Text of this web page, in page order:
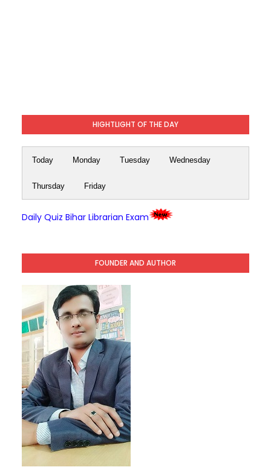
HIGHTLIGHT OF THE DAY
Today Monday Tuesday Wednesday
Thursday Friday
Daily Quiz Bihar Librarian Exam
FOUNDER AND AUTHOR